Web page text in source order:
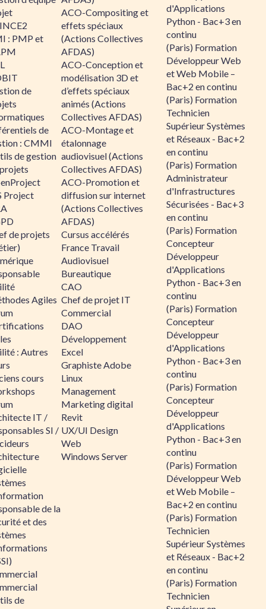
: PMP et
de
de
: CMMI
de gestion
Project
de projets
Agiles
: Autres
cours
IT /
SI /
de la
et des
de
ACO-Compositing et
effets spéciaux
(Actions Collectives
AFDAS)
ACO-Conception et
modélisation 3D et
d’effets spéciaux
animés (Actions
Collectives AFDAS)
ACO-Montage et
étalonnage
audiovisuel (Actions
Collectives AFDAS)
ACO-Promotion et
diffusion sur internet
(Actions Collectives
AFDAS)
Cursus accélérés
France Travail
Audiovisuel
Bureautique
CAO
Chef de projet IT
Commercial
DAO
Développement
Excel
Graphiste Adobe
Linux
Management
Marketing digital
Revit
UX/UI Design
Web
Windows Server
d'Applications
Python - Bac+3 en
continu
(Paris) Formation
Développeur Web
et Web Mobile –
Bac+2 en continu
(Paris) Formation
Technicien
Supérieur Systèmes
et Réseaux - Bac+2
en continu
(Paris) Formation
Administrateur
d'Infrastructures
Sécurisées - Bac+3
en continu
(Paris) Formation
Concepteur
Développeur
d'Applications
Python - Bac+3 en
continu
(Paris) Formation
Concepteur
Développeur
d'Applications
Python - Bac+3 en
continu
(Paris) Formation
Concepteur
Développeur
d'Applications
Python - Bac+3 en
continu
(Paris) Formation
Développeur Web
et Web Mobile –
Bac+2 en continu
(Paris) Formation
Technicien
Supérieur Systèmes
et Réseaux - Bac+2
en continu
(Paris) Formation
Technicien